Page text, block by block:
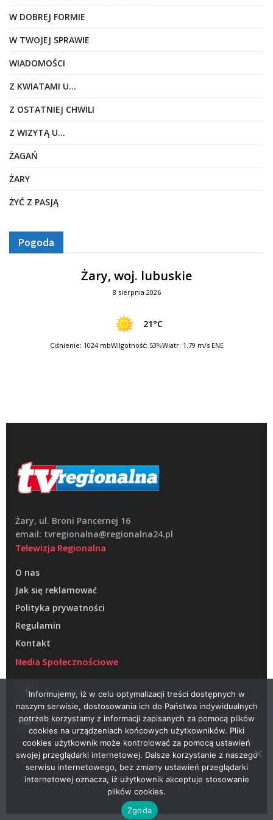
W DOBREJ FORMIE
W TWOJEJ SPRAWIE
WIADOMOŚCI
Z KWIATAMI U…
Z OSTATNIEJ CHWILI
Z WIZYTĄ U…
ŻAGAŃ
ŻARY
ŻYĆ Z PASJĄ
Pogoda
Żary, woj. lubuskie
8 sierpnia 2026
21°C
Ciśnienie: 1024 mbWilgotność: 53%Wiatr: 1.79 m/s ENE
Żary, ul. Broni Pancernej 16
email: tvregionalna@regionalna24.pl
Telewizja Regionalna
O nas
Jak się reklamować
Polityka prywatności
Regulamin
Kontakt
Media Społecznościowe
Facebook
Youtube
© 2022 – Telewizja Regionalna w Żarach
Projektowanie stron WWW –RAGACOM
Informujemy, iż w celu optymalizacji treści dostępnych w
naszym serwisie, dostosowania ich do Państwa indywidualnych
potrzeb korzystamy z informacji zapisanych za pomocą plików
cookies na urządzeniach końcowych użytkowników. Pliki
cookies użytkownik może kontrolować za pomocą ustawień
swojej przeglądarki internetowej. Dalsze korzystanie z naszego
serwisu internetowego, bez zmiany ustawień przeglądarki
internetowej oznacza, iż użytkownik akceptuje stosowanie
plików cookies.
Zgoda